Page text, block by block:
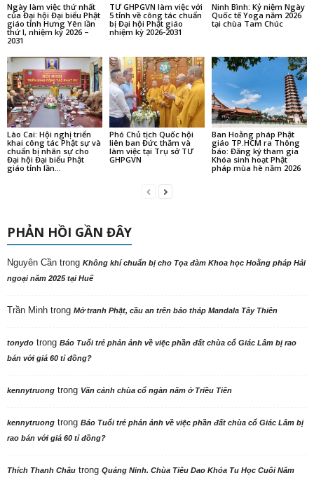
Ngày làm việc thứ nhất
của Đại hội Đại biểu Phật
giáo tỉnh Hưng Yên lần
thứ I, nhiệm kỳ 2026 –
2031
TƯ GHPGVN làm việc với
5 tỉnh về công tác chuẩn
bị Đại hội Phật giáo
nhiệm kỳ 2026-2031
Ninh Bình: Kỷ niệm Ngày
Quốc tế Yoga năm 2026
tại chùa Tam Chúc
Lào Cai: Hội nghị triển
khai công tác Phật sự và
chuẩn bị nhân sự cho
Đại hội Đại biểu Phật
giáo tỉnh lần...
Phó Chủ tịch Quốc hội
liên ban Đức thăm và
làm việc tại Trụ sở TƯ
GHPGVN
Ban Hoằng pháp Phật
giáo TP.HCM ra Thông
báo: Đăng ký tham gia
Khóa sinh hoạt Phật
pháp mùa hè năm 2026
PHẢN HỒI GẦN ĐÂY
Nguyên Cần trong Không khí chuẩn bị cho Tọa đàm Khoa học Hoằng pháp Hải
ngoại năm 2025 tại Huế
Trần Minh trong Mở tranh Phật, cầu an trên bảo tháp Mandala Tây Thiên
tonydo trong Báo Tuổi trẻ phản ảnh về việc phần đất chùa cổ Giác Lâm bị rao
bán với giá 60 tỉ đồng?
kennytruong trong Vãn cảnh chùa cổ ngàn năm ở Triều Tiên
kennytruong trong Báo Tuổi trẻ phản ảnh về việc phần đất chùa cổ Giác Lâm bị
rao bán với giá 60 tỉ đồng?
Thích Thanh Châu trong Quảng Ninh. Chùa Tiêu Dao Khóa Tu Học Cuối Năm